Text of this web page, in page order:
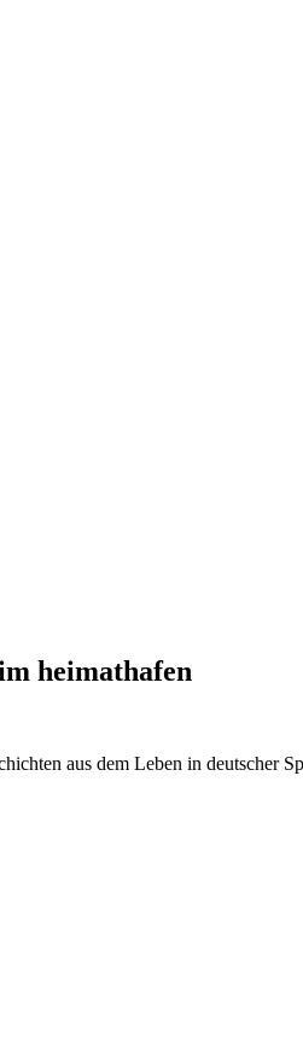
heimathafen
aus dem Leben in deutscher